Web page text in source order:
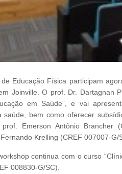
Educação Física participam
Joinville. O prof. Dr. Dartagnan
em Saúde”, e vai
saúde, bem como oferecer
prof. Emerson Antônio
Krelling (CREF 007007-G/
continua com o curso
008830-G/SC).